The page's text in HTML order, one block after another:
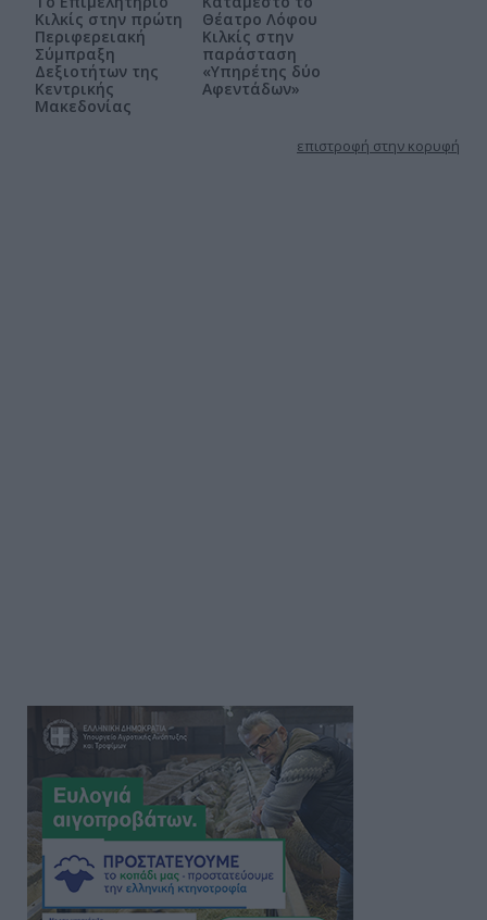
Κιλκίς στην πρώτη
Περιφερειακή
Σύμπραξη
Δεξιοτήτων της
Κεντρικής
Μακεδονίας
Θέατρο Λόφου
Κιλκίς στην
παράσταση
«Υπηρέτης δύο
Αφεντάδων»
επιστροφή στην κορυφή